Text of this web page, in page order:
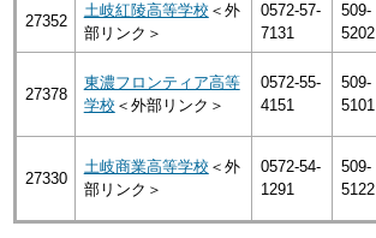
27352
土岐紅陵高等学校 ＜外
部リンク＞
0572-57-
7131
509-
5202
27378
東濃フロンティア高等
学校 ＜外部リンク＞
0572-55-
4151
509-
5101
27330
土岐商業高等学校 ＜外
部リンク＞
0572-54-
1291
509-
5122